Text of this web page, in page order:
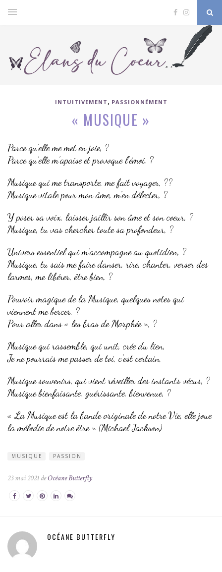
INTUITIVEMENT , PASSIONNÉMENT
« MUSIQUE »
Parce qu’elle me met en joie, ?
Parce qu’elle m’apaise et provoque l’émoi, ?
Musique qui me transporte, me fait voyager, ??
Musique vitale pour mon âme, m’en délecter, ?
Y poser sa voix, laisser jaillir son âme et son coeur, ?
Musique, tu vas chercher toute sa profondeur, ?
Univers essentiel qui m’accompagne au quotidien, ?
Musique, tu sais me faire danser, rire, chanter, verser des
larmes, me libérer, être bien, ?
Pouvoir magique de la Musique, quelques notes qui
viennent me bercer, ?
Pour aller dans « les bras de Morphée », ?
Musique qui rassemble, qui unit, crée du lien,
Je ne pourrais me passer de toi, c’est certain,
Musique souvenirs, qui vient réveiller des instants vécus, ?
Musique bienfaisante, guérissante, bienvenue, ?
« La Musique est la bande originale de notre Vie, elle joue
la mélodie de notre être » (Michael Jackson)
MUSIQUE PASSION
23 mai 2021 deOcéane Butterfly
OCÉANE BUTTERFLY